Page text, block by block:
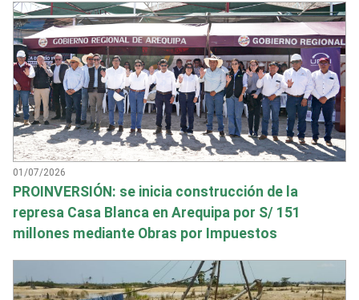
01/07/2026
PROINVERSIÓN: se inicia construcción de la
represa Casa Blanca en Arequipa por S/ 151
millones mediante Obras por Impuestos